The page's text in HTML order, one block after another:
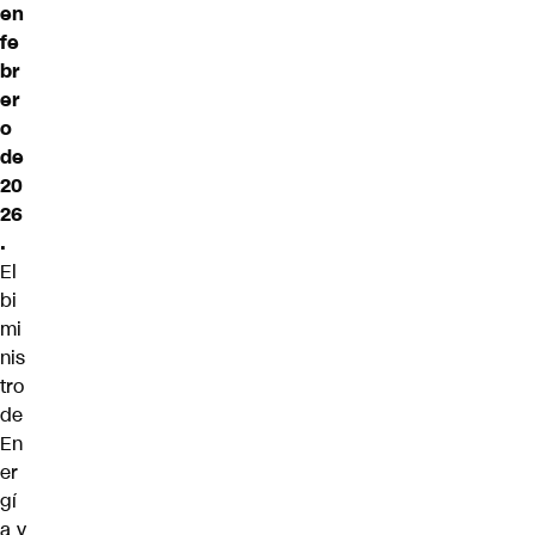
en
fe
br
er
o
de
20
26
.
El
bi
mi
nis
tro
de
En
er
gí